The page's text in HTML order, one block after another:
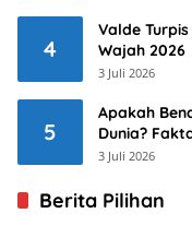
4
Valde
Wajah 2026
3 Juli 2026
5
Apakah
Dunia?
3 Juli 2026
Berita Pilihan